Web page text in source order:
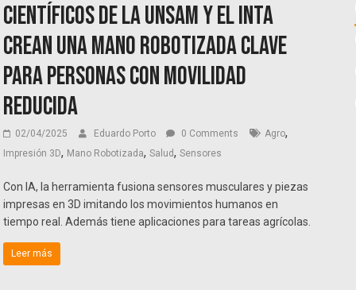
Científicos de la UNSaM y el INTA
crean una mano robotizada clave
para personas con movilidad
reducida
02/04/2025 Eduardo Porto 0 Comments Agro,
Impresión 3D, Mano Robotizada,Salud,Sensores
Con IA, la herramienta fusiona sensores musculares y piezas
impresas en 3D imitando los movimientos humanos en
tiempo real. Además tiene aplicaciones para tareas agrícolas.
Leer más